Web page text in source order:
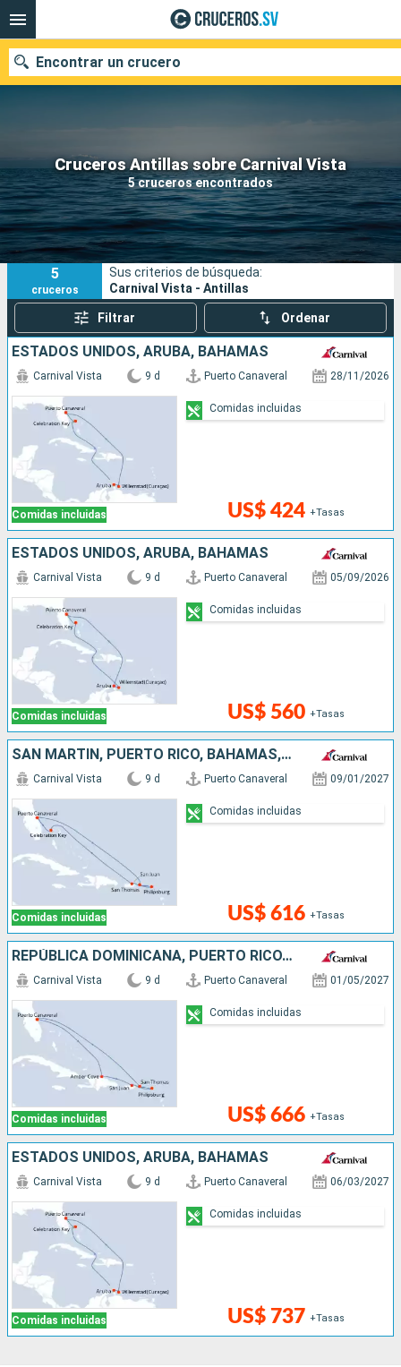
Cruceros Antillas sobre Carnival Vista
5 cruceros encontrados
Encontrar un crucero
Nuestros destinos
Fecha de salida
Puertos Compañías
Buscar
5
cruceros
Sus criterios de búsqueda:
Carnival Vista - Antillas
Filtrar Ordenar
ESTADOS UNIDOS, ARUBA, BAHAMAS
Comidas incluidas
Carnival Vista 9 d Puerto Canaveral 28/11/2026
US$ 424 +Tasas
Comidas incluidas
ESTADOS UNIDOS, ARUBA, BAHAMAS
Comidas incluidas
Carnival Vista 9 d Puerto Canaveral 05/09/2026
US$ 560 +Tasas
Comidas incluidas
SAN MARTÍN, PUERTO RICO, BAHAMAS, ESTADOS UNIDOS
Comidas incluidas
Carnival Vista 9 d Puerto Canaveral 09/01/2027
US$ 616 +Tasas
Comidas incluidas
REPÚBLICA DOMINICANA, PUERTO RICO, SAN MARTÍN, ESTADOS UNIDOS
Comidas incluidas
Carnival Vista 9 d Puerto Canaveral 01/05/2027
US$ 666 +Tasas
Comidas incluidas
ESTADOS UNIDOS, ARUBA, BAHAMAS
Comidas incluidas
Carnival Vista 9 d Puerto Canaveral 06/03/2027
US$ 737 +Tasas
Comidas incluidas